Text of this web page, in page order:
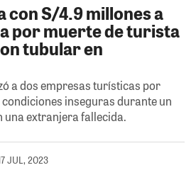
con S/4.9 millones a
por muerte de turista
tubular en
a dos empresas turísticas por
inseguras durante un
una extranjera fallecida.
JUL, 2023